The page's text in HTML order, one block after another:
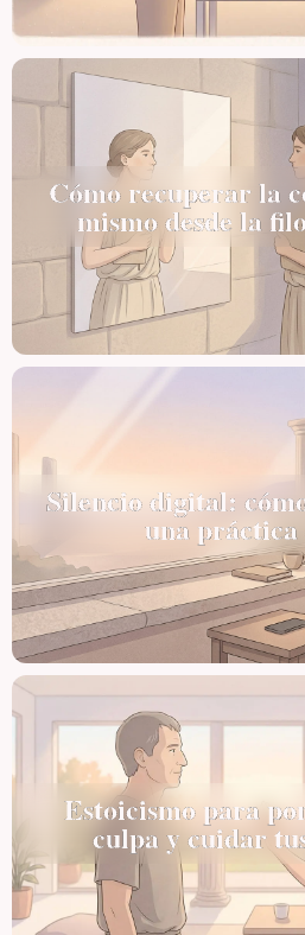
Cómo recuperar la
mismo desde la
Silencio digital:
una práctica
Estoicismo para
culpa y cuidar